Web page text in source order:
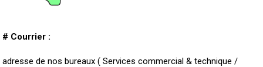
# Courrier :
adresse de nos bureaux ( Services commercial & technique /